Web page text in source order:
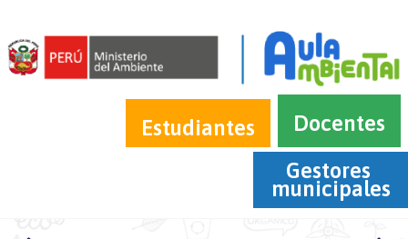
Estudiantes
Docentes
Gestores
municipales